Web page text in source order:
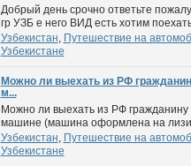
Добрый день срочно ответьте
гр УЗБ е него ВИД есть хотим
Узбекистан, Путешествие на
Узбекистане
Можно ли выехать из РФ
м...
Можно ли выехать из РФ гражданину
машине (машина оформлена на
Узбекистан, Путешествие на
Узбекистане